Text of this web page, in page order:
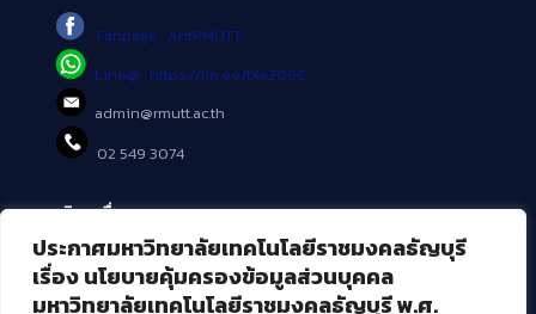
ประกาศมหาวิทยาลัยเทคโนโลยีราชมงคลธัญบุรี
เรื่อง นโยบายคุ้มครองข้อมูลส่วนบุคคล
มหาวิทยาลัยเทคโนโลยีราชมงคลธัญบุรี พ.ศ.
Fanpage : AritRMUTT
Line@ : https://lin.ee/tXe209C
admin@rmutt.ac.th
02 549 3074
บริการอื่นๆ ของ สวส.
ศูนย์สื่อดิจิทัล
ศูนย์นวัตกรรมและความรู้